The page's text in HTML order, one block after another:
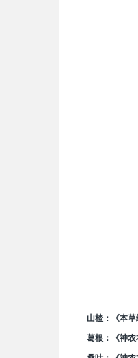
山楂：《本
葛根：《神农